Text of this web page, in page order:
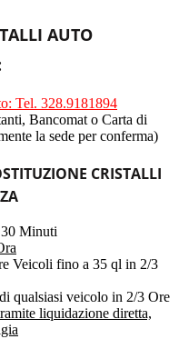
AUTO
Tel. 328.9181894
Bancomat o Carta di
la sede per conferma)
CRISTALLI
Minuti
Veicoli fino a 35 ql in 2/3
qualsiasi veicolo in 2/3 Ore
liquidazione diretta,